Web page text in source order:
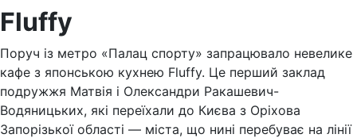
Fluffy
Поруч із метро «Палац спорту» запрацювало невелике
кафе з японською кухнею Fluffy. Це перший заклад
подружжя Матвія і Олександри Ракашевич-
Водяницьких, які переїхали до Києва з Оріхова
Запорізької області — міста, що нині перебуває на лінії